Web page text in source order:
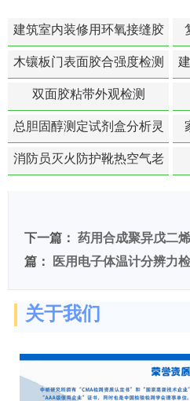
建筑室内装修用环氧接缝胶
苯含量检测
木镶板门表面胶合强度检测
双面胶粘带外观检测
总胆固醇测定试剂盒分析灵
敏度检测
消防员灭火防护靴热空气老
下一篇： 药用合成聚异戊二
篇：
医用电子体温计分辨力
关于我们